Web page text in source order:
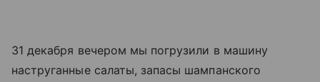
31 декабря вечером мы погрузили в машину
наструганные салаты, запасы шампанского